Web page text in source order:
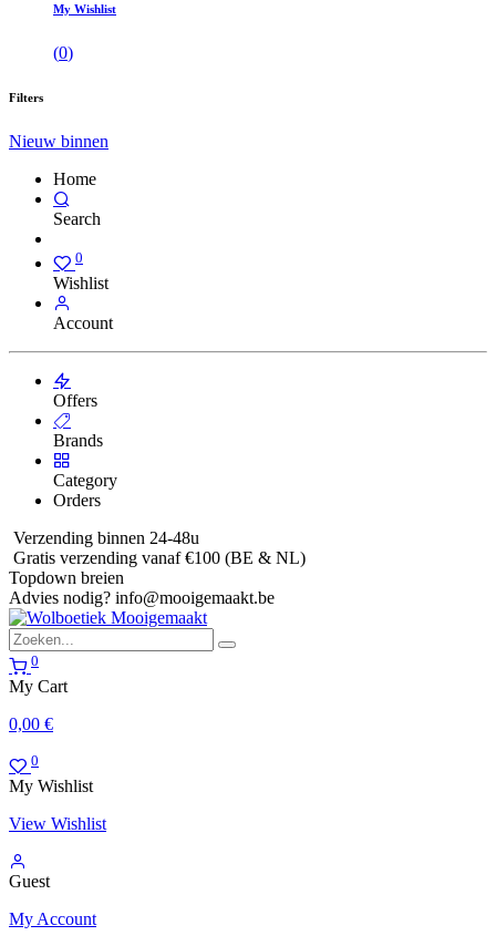
My Wishlist
(0)
Filters
Nieuw binnen
Home
Search
0
Wishlist
Account
Offers
Brands
Category
Orders
Verzending binnen 24-48u
Gratis verzending vanaf €100 (BE & NL)
Topdown breien
Advies nodig? info@mooigemaakt.be
0
My Cart
0,00 €
0
My Wishlist
View Wishlist
Guest
My Account